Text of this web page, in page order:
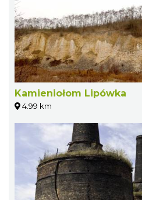
Kamieniołom Lipówka
4.99 km